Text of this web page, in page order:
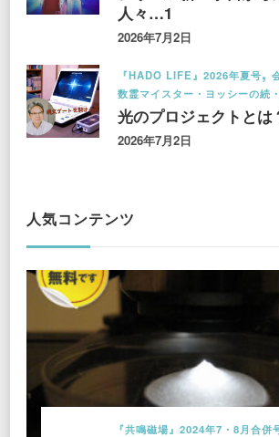
人々…1
2026年7月2日
『HADO LIFE』2026年夏号
数霊マイスター・ヨッシーの続
光のプロジェクトとは
2026年7月2日
人気コンテンツ
『共鳴磁場』2024年7・8月合併